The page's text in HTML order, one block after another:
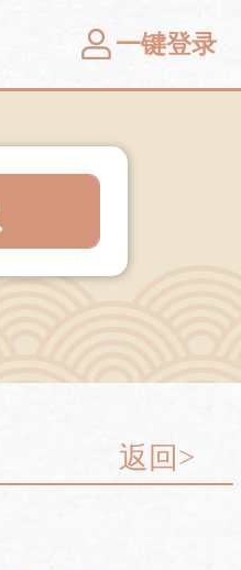
一键登录
返回>